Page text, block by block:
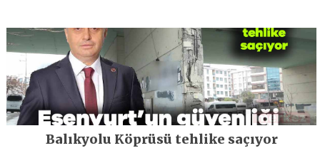
Balıkyolu Köprüsü tehlike saçıyor